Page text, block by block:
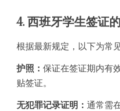
4. 西班牙学生签证
根据最新规定，以下为常
护照： 保证在签证期内有
贴签证。
无犯罪记录证明： 通常需